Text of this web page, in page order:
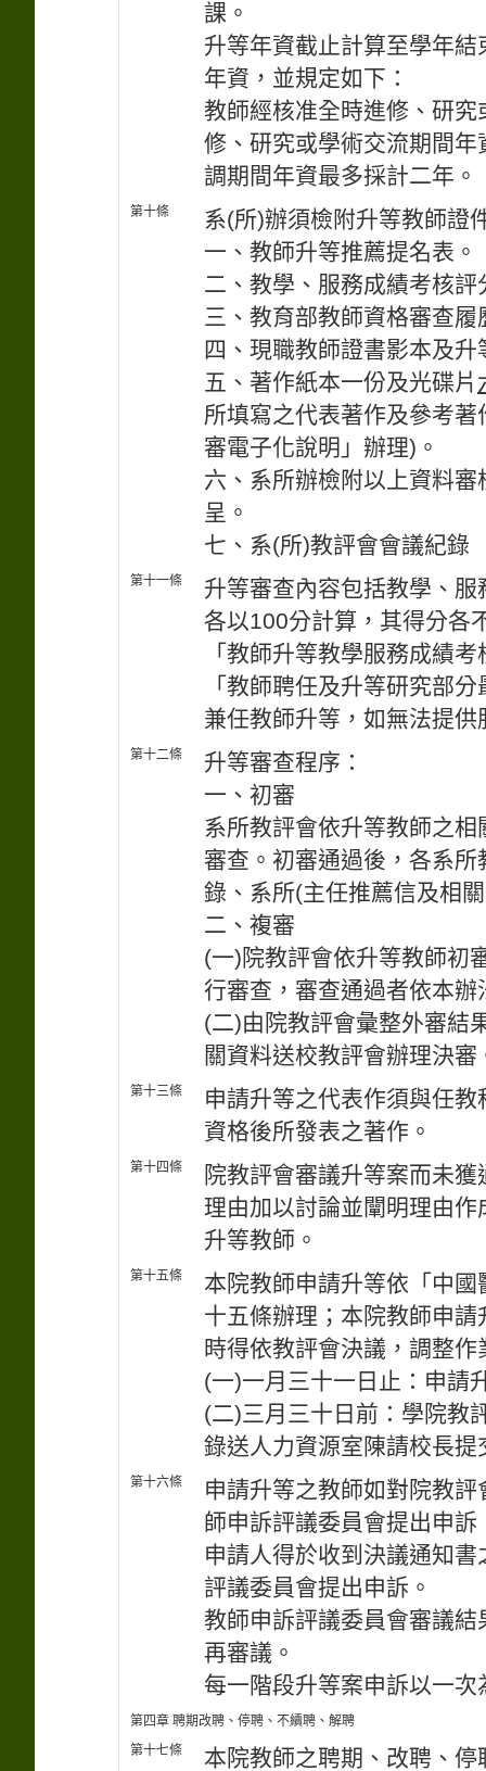
課。
升等年資截止計算至學年
年資，並規定如下：
教師經核准全時進修、研
修、研究或學術交流期間
調期間年資最多採計二年。
第十條
系(所)辦須檢附升等教師證
一、教師升等推薦提名表。
二、教學、服務成績考核
三、教育部教師資格審查
四、現職教師證書影本及
五、著作紙本一份及光碟片
所填寫之代表著作及參考
審電子化說明」辦理)。
六、系所辦檢附以上資料
呈。
七、系(所)教評會會議紀錄
第十一條
升等審查內容包括教學、
各以100分計算，其得分各
「教師升等教學服務成績
「教師聘任及升等研究部
兼任教師升等，如無法提
第十二條
升等審查程序：
一、初審
系所教評會依升等教師之
審查。初審通過後，各系
錄、系所(主任推薦信及相
二、複審
(一)院教評會依升等教師初
行審查，審查通過者依本
(二)由院教評會彙整外審結
關資料送校教評會辦理決審
第十三條
申請升等之代表作須與任
資格後所發表之著作。
第十四條
院教評會審議升等案而未
理由加以討論並闡明理由
升等教師。
第十五條
本院教師申請升等依「中
十五條辦理；本院教師申
時得依教評會決議，調整
(一)一月三十一日止：申請
(二)三月三十日前：學院教
錄送人力資源室陳請校長提
第十六條
申請升等之教師如對院教
師申訴評議委員會提出申
申請人得於收到決議通知
評議委員會提出申訴。
教師申訴評議委員會審議
再審議。
每一階段升等案申訴以一次
第四章 聘期改聘、停聘、不續聘、解聘
第十七條
本院教師之聘期、改聘、